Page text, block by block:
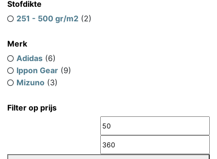
Stofdikte
251 - 500 gr/m2 (2)
Merk
Adidas (6)
Ippon Gear (9)
Mizuno (3)
Filter op prijs
Min.